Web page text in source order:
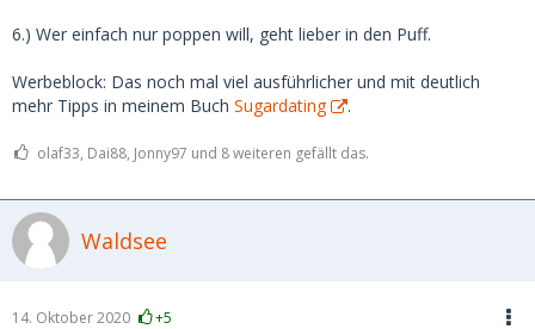
6.) Wer einfach nur poppen will, geht lieber in den Puff.
Werbeblock: Das noch mal viel ausführlicher und mit deutlich
mehr Tipps in meinem Buch Sugardating .
olaf33, Dai88, Jonny97 und 8 weiteren gefällt das.
Waldsee
14. Oktober 2020 +5